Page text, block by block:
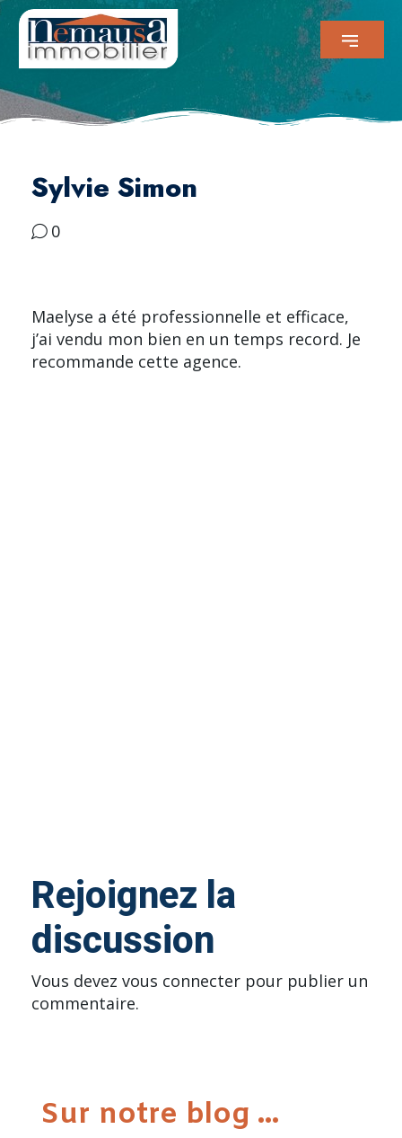
Sylvie Simon
0
Maelyse a été professionnelle et efficace,
j’ai vendu mon bien en un temps record. Je
recommande cette agence.
Rejoignez la
discussion
Vous devez vous connecter pour publier un
commentaire.
Sur notre blog ...